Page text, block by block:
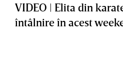
VIDEO | Elita din
întâlnire în acest